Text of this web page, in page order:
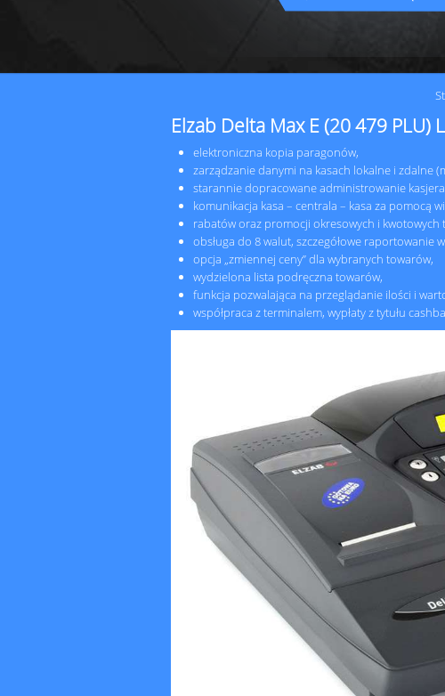
Elzab Delta Max E (20 479 PLU)
elektroniczna kopia paragonów,
zarządzanie danymi na kasach lokalne i zdalne
starannie dopracowane administrowanie
komunikacja kasa – centrala – kasa za pomocą
rabatów oraz promocji okresowych i kwotowych
obsługa do 8 walut, szczegółowe raportowanie
opcja „zmiennej ceny” dla wybranych towarów,
wydzielona lista podręczna towarów,
funkcja pozwalająca na przeglądanie ilości i
współpraca z terminalem, wypłaty z tytułu